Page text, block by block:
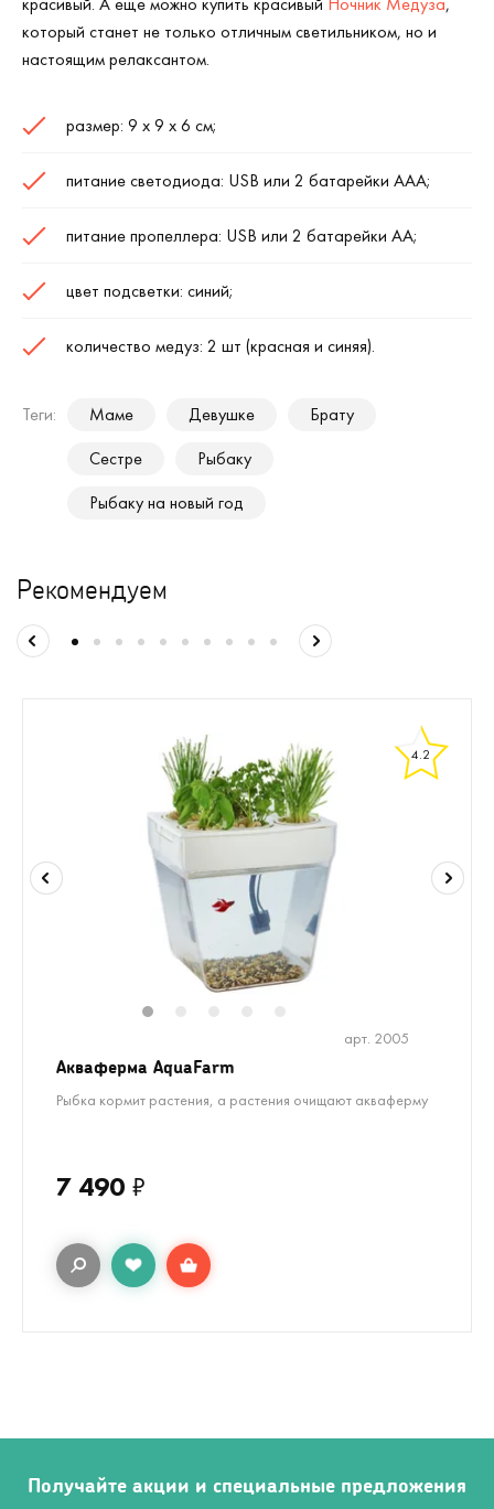
который станет не только отличным светильником, но и
настоящим релаксантом.
размер: 9 х 9 х 6 см;
питание светодиода: USB или 2 батарейки ААА;
питание пропеллера: USB или 2 батарейки АА;
цвет подсветки: синий;
количество медуз: 2 шт (красная и синяя).
Теги: Маме Девушке
Брату
Сестре
Рыбаку
Рыбаку на новый год
Рекомендуем
4.2
арт. 2005
Акваферма AquaFarm
Рыбка кормит растения, а растения очищают акваферму
7 490 ₽
Получайте акции и специальные предложения